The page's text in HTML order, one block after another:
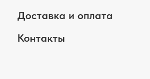
Доставка и оплата
Контакты